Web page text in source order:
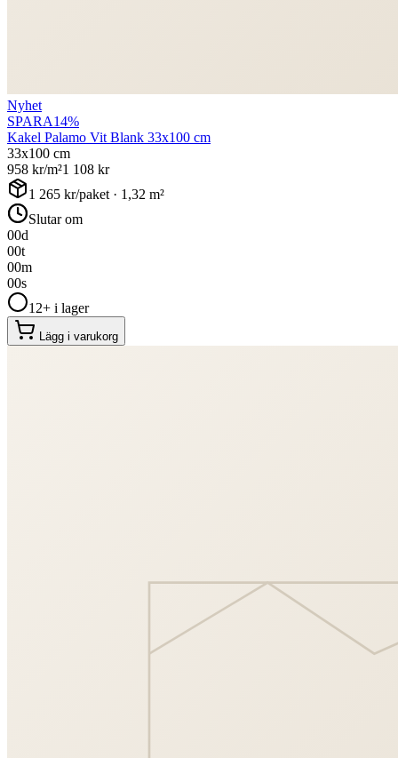
Nyhet
SPARA14%
Kakel Palamo Vit Blank 33x100 cm
33x100 cm
958 kr/m²1 108 kr
1 265 kr/paket · 1,32 m²
Slutar om
00d
00t
00m
00s
12+ i lager
Lägg i varukorg